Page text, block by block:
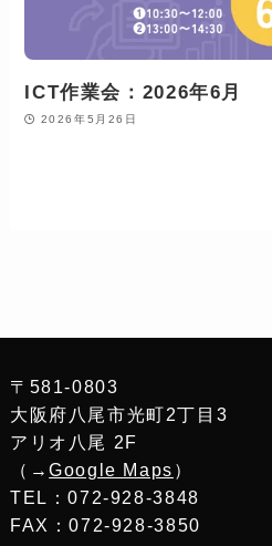
ICT作業会：2026年6月
2026年5月26日
〒581-0803
大阪府八尾市光町2丁目3
アリオ八尾 2F
（→Google Maps ）
TEL：072-928-3848
FAX：072-928-3850